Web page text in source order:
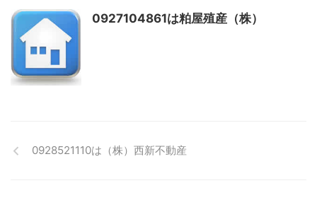
0927104861は粕屋殖産（株）
0928521110は（株）西新不動産